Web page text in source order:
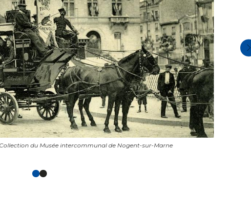
du Musée intercommunal de Nogent-sur-Marne